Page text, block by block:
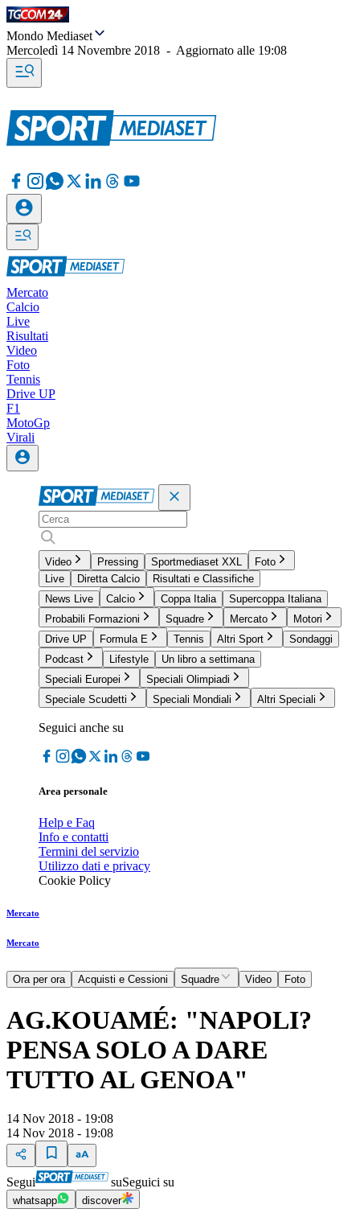
Mondo Mediaset
Mercoledì 14 Novembre 2018 - Aggiornato alle 19:08
Mercato
Calcio
Live
Risultati
Video
Foto
Tennis
Drive UP
F1
MotoGp
Virali
Video Pressing Sportmediaset XXL
Foto
Live
Diretta Calcio
Risultati e Classifiche
News Live
Calcio Coppa Italia
Supercoppa Italiana
Probabili Formazioni
Squadre Mercato
Motori
Drive UP
Formula E Tennis Altri Sport
Sondaggi
Podcast
Lifestyle
Un libro a settimana
Speciali Europei
Speciali Olimpiadi
Speciale Scudetti
Speciali Mondiali Altri Speciali
Seguici anche su
Area personale
Help e Faq
Info e contatti
Termini del servizio
Utilizzo dati e privacy
Cookie Policy
Mercato
Mercato
Ora per ora Acquisti e Cessioni Squadre Video Foto
AG.KOUAMÉ: "NAPOLI?
PENSA SOLO A DARE
TUTTO AL GENOA"
14 Nov 2018 - 19:08
14 Nov 2018 - 19:08
Segui suSeguici su
whatsapp discover